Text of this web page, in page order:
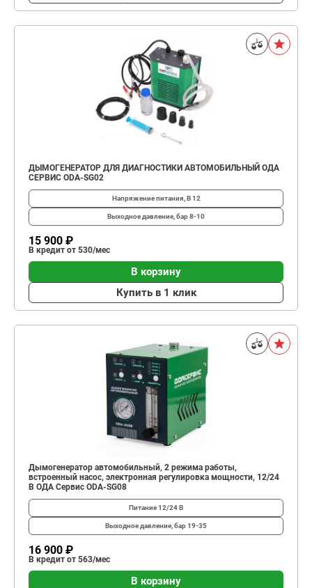
ДЫМОГЕНЕРАТОР ДЛЯ ДИАГНОСТИКИ АВТОМОБИЛЬНЫЙ ОДА
СЕРВИС ODA-SG02
Напряжение питания, В12
Выходное давление, бар8-10
15 900 ₽
В кредит от 530/мес
В корзину
Купить в 1 клик
Дымогенератор автомобильный, 2 режима работы,
встроенный насос, электронная регулировка мощности, 12/24
В ОДА Сервис ODA-SG08
Питание12/24 В
Выходное давление, бар19-35
16 900 ₽
В кредит от 563/мес
В корзину